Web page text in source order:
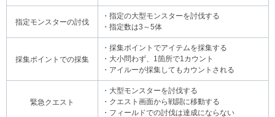
指定モンスターの討伐
・指定の大型モンスターを討伐する
・指定数は3～5体
採集ポイントでの採集
・採集ポイントでアイテムを採集する
・大小問わず、1箇所で1カウント
・アイルーが採集してもカウントされる
緊急クエスト
・大型モンスターを討伐する
・クエスト画面から戦闘に移動する
・フィールドでの討伐は達成にならない